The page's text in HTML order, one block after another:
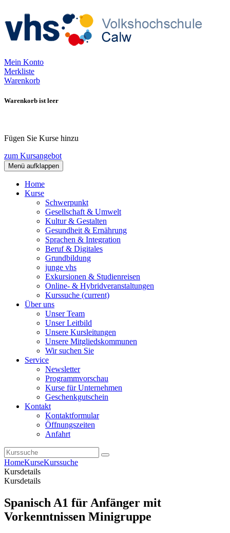
Mein Konto
Merkliste
Warenkorb
Warenkorb ist leer
Fügen Sie Kurse hinzu
zum Kursangebot
Menü aufklappen
Home
Kurse
Schwerpunkt
Gesellschaft & Umwelt
Kultur & Gestalten
Gesundheit & Ernährung
Sprachen & Integration
Beruf & Digitales
Grundbildung
junge vhs
Exkursionen & Studienreisen
Online- & Hybridveranstaltungen
Kurssuche (current)
Über uns
Unser Team
Unser Leitbild
Unsere Kursleitungen
Unsere Mitgliedskommunen
Wir suchen Sie
Service
Newsletter
Programmvorschau
Kurse für Unternehmen
Geschenkgutschein
Kontakt
Kontaktformular
Öffnungszeiten
Anfahrt
HomeKurseKurssuche
Kursdetails
Kursdetails
Spanisch A1 für Anfänger mit
Vorkenntnissen Minigruppe